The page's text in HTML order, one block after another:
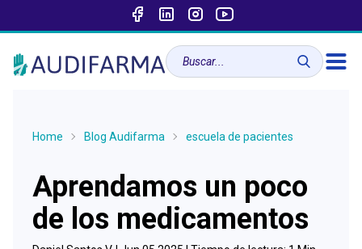
Home Blog Audifarma escuela de pacientes
Aprendamos un poco
de los medicamentos